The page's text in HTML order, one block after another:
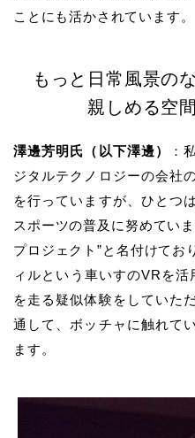
ことにも活かされています。
もっと日常風景の
親しめる空
澤邊芳明氏（以下澤邊）
：
ジタルテクノロジーの会社
を行っていますが、ひとつ
スポーツの普及に努めてい
プロジェクト”と名付けてお
ィルという車いすのVRを
を走る疑似体験をしていた
通して、ボッチャに触れて
ます。